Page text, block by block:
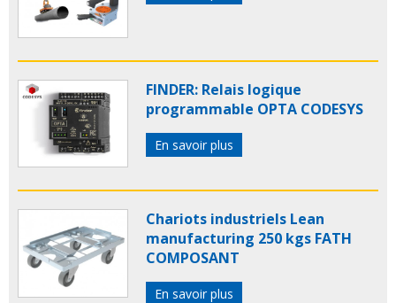
FINDER: Relais logique
programmable OPTA CODESYS
En savoir plus
Chariots industriels Lean
manufacturing 250 kgs FATH
COMPOSANT
En savoir plus